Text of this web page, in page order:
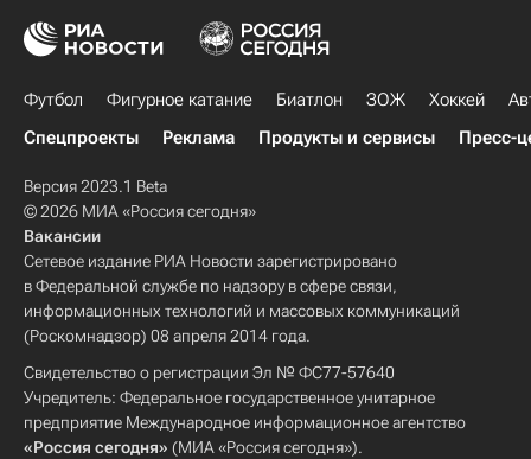
Футбол Фигурное катание Биатлон ЗОЖ Хоккей
Спецпроекты
Реклама Продукты и сервисы Пресс-
Версия 2023.1 Beta
© 2026 МИА «Россия сегодня»
Вакансии
Сетевое издание РИА Новости зарегистрировано
в Федеральной службе по надзору в сфере связи,
информационных технологий и массовых коммуникаций
(Роскомнадзор) 08 апреля 2014 года.
Свидетельство о регистрации Эл № ФС77-57640
Учредитель: Федеральное государственное унитарное
предприятие Международное информационное агентство
«Россия сегодня» (МИА «Россия сегодня»).